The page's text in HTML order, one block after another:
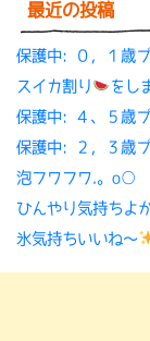
最近の投稿
保護中: ０，１歳
スイカ割り
をし
保護中: ４、５歳
保護中: ２，３歳
泡フワフワ.。o○
ひんやり気持ちよ
氷気持ちいいね〜